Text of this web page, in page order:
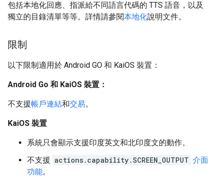
包括本地化回應、指派給不同語言代碼的 TTS 語音，以及
獨立的目錄清單等等。詳情請參閱本地化說明文件。
限制
以下限制適用於 Android GO 和 KaiOS 裝置：
Android Go 和 KaiOS 裝置：
不支援帳戶連結和交易。
KaiOS 裝置
系統只會顯示支援印度英文和北印度文的動作。
不支援 actions.capability.SCREEN_OUTPUT 介面
功能。